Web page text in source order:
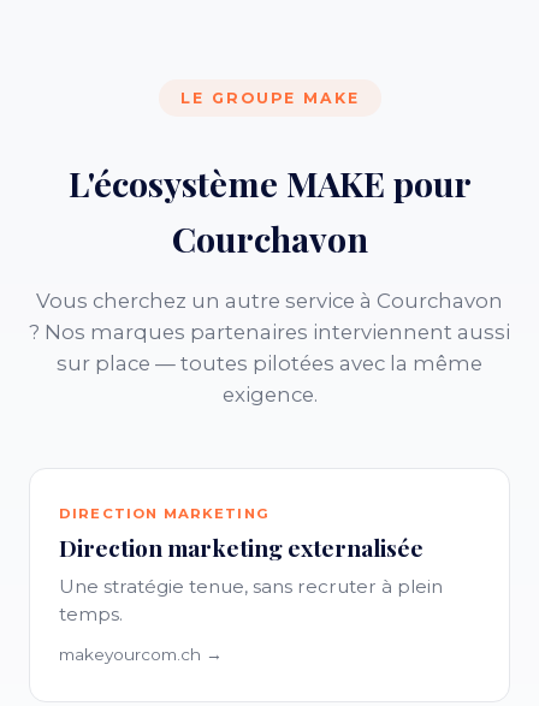
LE GROUPE MAKE
L'écosystème MAKE pour
Courchavon
Vous cherchez un autre service à Courchavon
? Nos marques partenaires interviennent aussi
sur place — toutes pilotées avec la même
exigence.
DIRECTION MARKETING
Direction marketing externalisée
Une stratégie tenue, sans recruter à plein
temps.
makeyourcom.ch →